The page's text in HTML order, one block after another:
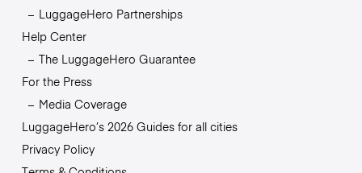
LuggageHero Partnerships
Help Center
The LuggageHero Guarantee
For the Press
Media Coverage
LuggageHero’s 2026 Guides for all cities
Privacy Policy